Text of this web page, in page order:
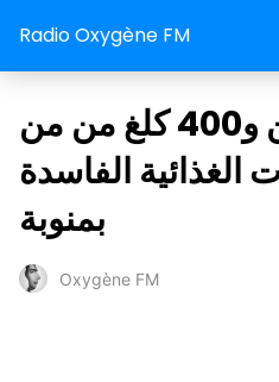
Radio Oxygène FM
حجز طن و400 كلغ من من
الفاسدة
بمنوبة
Oxygène FM